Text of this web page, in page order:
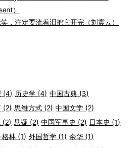
）
，注定要流着泪把它开完（刘震云）
(4) 历史学 (4) 中国古典 (3)
(2) 思维方式 (2) 中国文学 (2)
(2) 悬疑 (2) 中国军事史 (2) 日本史 (1)
格林 (1) 外国哲学 (1) 余华 (1)